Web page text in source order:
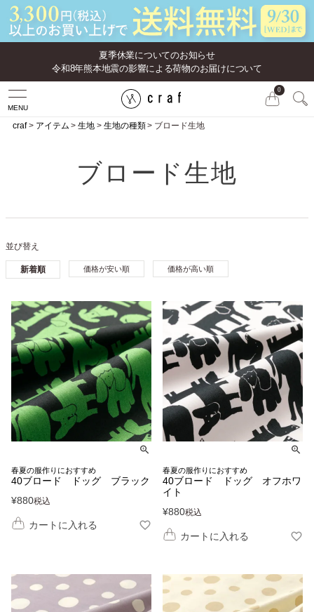
夏季休業についてのお知らせ
令和8年熊本地震の影響による荷物のお届けについて
MENU
0
craf アイテム 生地 生地の種類 ブロード生地
ブロード生地
並び替え
新着順 価格が安い順 価格が高い順
春夏の服作りにおすすめ
40ブロード ドッグ ブラック
¥880税込
カートに入れる
春夏の服作りにおすすめ
40ブロード ドッグ オフホワ
イト
¥880税込
カートに入れる